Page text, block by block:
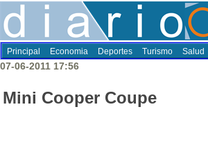
Principal Economia Deportes Turismo Salud
07-06-2011 17:56
Mini Cooper Coupe